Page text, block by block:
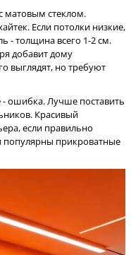
матовым стеклом.
Если потолки низкие,
- толщина всего 1-2 см.
добавит дому
выглядят, но требуют
ошибка. Лучше поставить
Красивый
если правильно
популярны прикроватные